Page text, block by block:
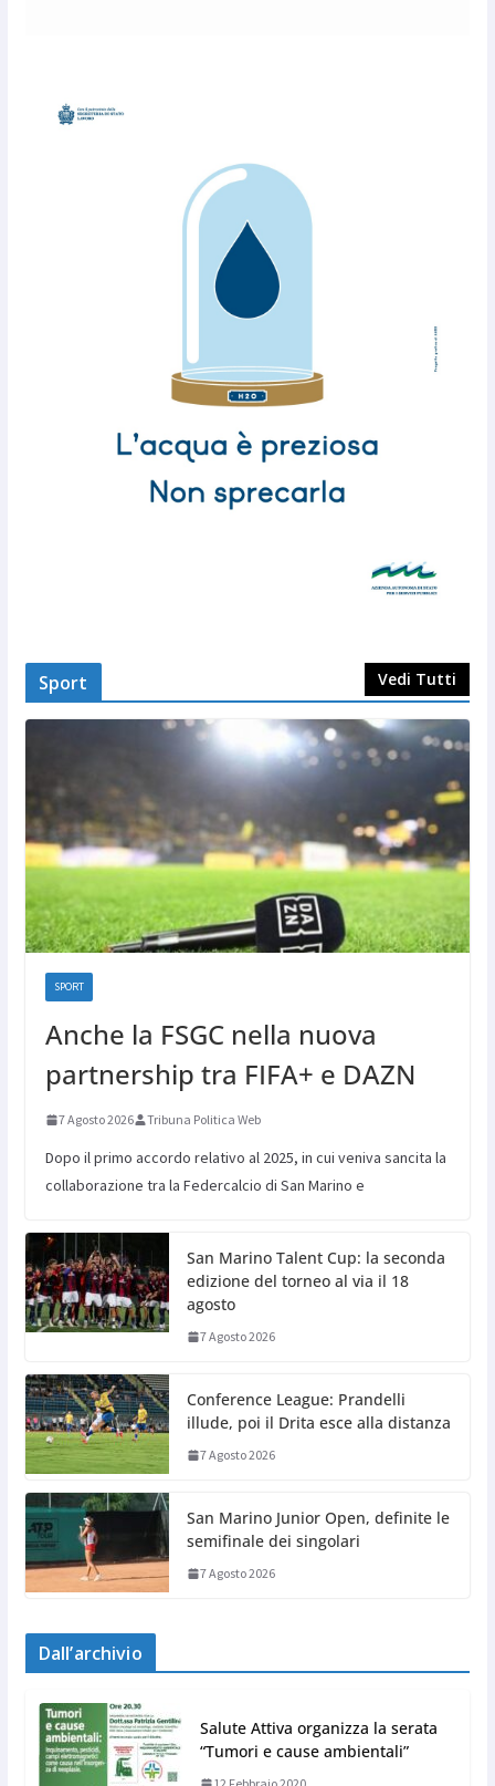
Sport Vedi Tutti
SPORT
Anche la FSGC nella nuova
partnership tra FIFA+ e DAZN
7 Agosto 2026 Tribuna Politica Web
Dopo il primo accordo relativo al 2025, in cui veniva sancita la
collaborazione tra la Federcalcio di San Marino e
San Marino Talent Cup: la seconda
edizione del torneo al via il 18
agosto
7 Agosto 2026
Conference League: Prandelli
illude, poi il Drita esce alla distanza
7 Agosto 2026
San Marino Junior Open, definite le
semifinale dei singolari
7 Agosto 2026
Dall’archivio
Salute Attiva organizza la serata
“Tumori e cause ambientali”